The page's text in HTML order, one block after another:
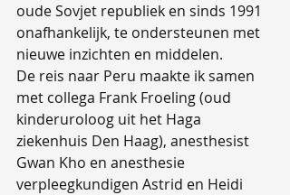
oude Sovjet republiek en sinds 1991
onafhankelijk, te ondersteunen met
nieuwe inzichten en middelen.
De reis naar Peru maakte ik samen
met collega Frank Froeling (oud
kinderuroloog uit het Haga
ziekenhuis Den Haag), anesthesist
Gwan Kho en anesthesie
verpleegkundigen Astrid en Heidi